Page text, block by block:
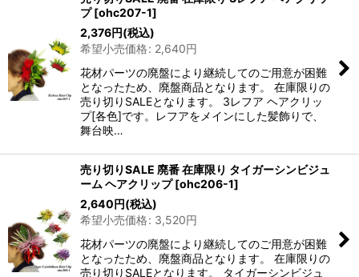
プ [ohc207-1]
2,376円(税込)
希望小売価格: 2,640円
花材パーツの廃盤により継続してのご用意が困難
となったため、廃盤商品となります。 在庫限りの
売り切りSALEとなります。 3レフア ヘアクリッ
プ[各色]です。レフアをメインにした髪飾りで、
舞台映…
売り切りSALE 廃番 在庫限り タイガーシンビジュ
ーム ヘアクリップ [ohc206-1]
2,640円(税込)
希望小売価格: 3,520円
花材パーツの廃盤により継続してのご用意が困難
となったため、廃盤商品となります。 在庫限りの
売り切りSALEとなります。 タイガーシンビジュ